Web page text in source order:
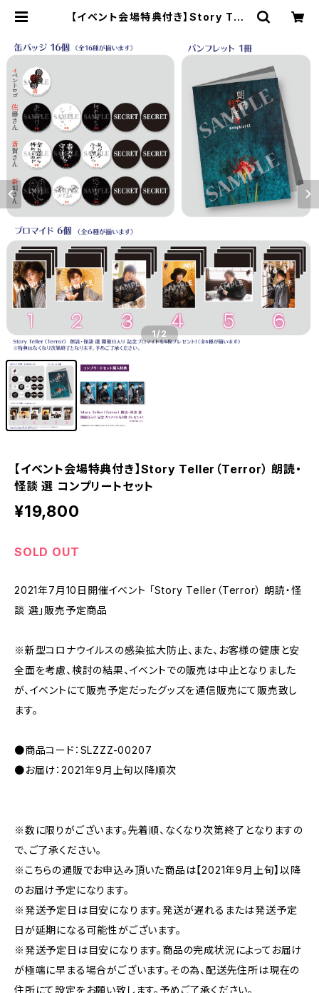
【イベント会場特典付き】Story Tell
1/2
【イベント会場特典付き】Story Teller（Terror） 朗読・
怪談 選 コンプリートセット
¥19,800
SOLD OUT
2021年7月10日開催イベント 「Story Teller（Terror） 朗読・怪
談 選」販売予定商品
※新型コロナウイルスの感染拡大防止、また、お客様の健康と安
全面を考慮、検討の結果、イベントでの販売は中止となりました
が、イベントにて販売予定だったグッズを通信販売にて販売致し
ます。
●商品コード：SLZZZ-00207
●お届け：2021年9月上旬以降順次
※数に限りがございます。先着順、なくなり次第終了となりますの
で、ご了承ください。
※こちらの通販でお申込み頂いた商品は【2021年9月上旬】以降
のお届け予定になります。
※発送予定日は目安になります。発送が遅れるまたは発送予定
日が延期になる可能性がございます。
※発送予定日は目安になります。商品の完成状況によってお届け
が極端に早まる場合がございます。その為、配送先住所は現在の
住所にて設定をお願い致します。予めご了承ください。